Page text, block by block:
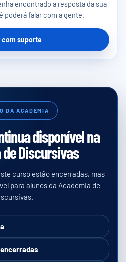
correção?”.
possui até 7 (sete) dias
o texto para o aluno.
encontrado a resposta da sua
poderá falar com a gente.
com suporte
DA ACADEMIA
disponível na
Discursivas
curso estão encerradas, mas
para alunos da Academia de